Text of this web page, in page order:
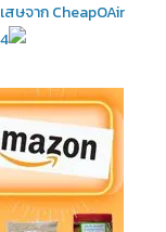
ษจาก CheapOAir